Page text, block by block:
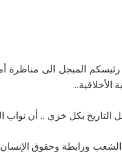
رئيسكم المبجل الى مناظرة
الأخلاقية..
التاريخ بكل خزي .. أن نواب
الشعب ورابطة وحقوق